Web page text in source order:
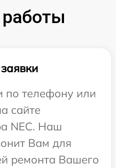
по телефону или
сайте
NEC. Наш
Вам для
ремонта Вашего